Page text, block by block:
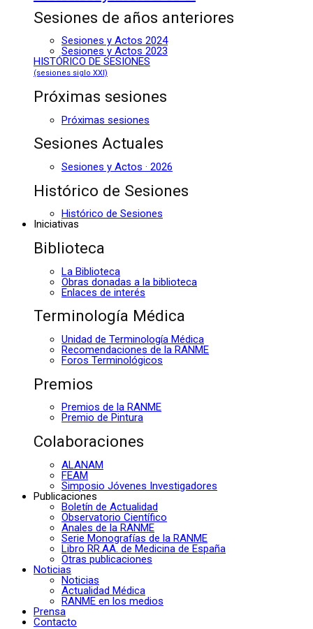
Sesiones de años anteriores
Sesiones y Actos 2024
Sesiones y Actos 2023
HISTÓRICO DE SESIONES
(sesiones siglo XXI)
Próximas sesiones
Próximas sesiones
Sesiones Actuales
Sesiones y Actos · 2026
Histórico de Sesiones
Histórico de Sesiones
Iniciativas
Biblioteca
La Biblioteca
Obras donadas a la biblioteca
Enlaces de interés
Terminología Médica
Unidad de Terminología Médica
Recomendaciones de la RANME
Foros Terminológicos
Premios
Premios de la RANME
Premio de Pintura
Colaboraciones
ALANAM
FEAM
Simposio Jóvenes Investigadores
Publicaciones
Boletín de Actualidad
Observatorio Científico
Anales de la RANME
Serie Monografías de la RANME
Libro RR.AA. de Medicina de España
Otras publicaciones
Noticias
Noticias
Actualidad Médica
RANME en los medios
Prensa
Contacto